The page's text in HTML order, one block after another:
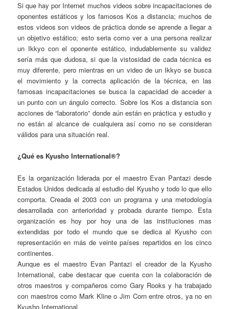
Si que hay por Internet muchos videos sobre incapacitaciones de
oponentes estáticos y los famosos Kos a distancia; muchos de
estos videos son videos de práctica donde se aprende a llegar a
un objetivo estático; esto seria como ver a una persona realizar
un Ikkyo con el oponente estático, indudablemente su validez
sería más que dudosa, si que la vistosidad de cada técnica es
muy diferente, pero mientras en un video de un Ikkyo se busca
el movimiento y la correcta aplicación de la técnica, en las
famosas incapacitaciones se busca la capacidad de acceder a
un punto con un ángulo correcto. Sobre los Kos a distancia son
acciones de “laboratorio” donde aún están en práctica y estudio y
no están al alcance de cualquiera así como no se consideran
válidos para una situación real.
¿Qué es Kyusho International®?
Es la organización liderada por el maestro Evan Pantazi desde
Estados Unidos dedicada al estudio del Kyusho y todo lo que ello
comporta. Creada el 2003 con un programa y una metodología
desarrollada con anterioridad y probada durante tiempo. Esta
organización es hoy por hoy una de las instituciones mas
extendidas por todo el mundo que se dedica al Kyusho con
representación en más de veinte países repartidos en los cinco
continentes.
Aunque es el maestro Evan Pantazi el creador de la Kyusho
International, cabe destacar que cuenta con la colaboración de
otros maestros y compañeros como Gary Rooks y ha trabajado
con maestros como Mark Kline o Jim Corn entre otros, ya no en
Kyusho International.